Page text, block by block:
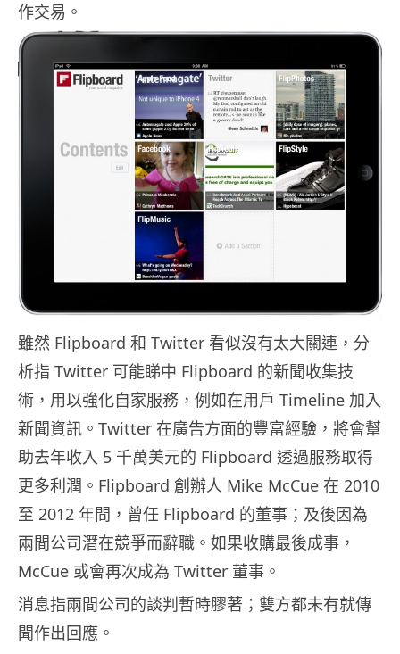
作交易。
雖然 Flipboard 和 Twitter 看似沒有太大關連，分
析指 Twitter 可能睇中 Flipboard 的新聞收集技
術，用以強化自家服務，例如在用戶 Timeline 加入
新聞資訊。Twitter 在廣告方面的豐富經驗，將會幫
助去年收入 5 千萬美元的 Flipboard 透過服務取得
更多利潤。Flipboard 創辦人 Mike McCue 在 2010
至 2012 年間，曾任 Flipboard 的董事；及後因為
兩間公司潛在競爭而辭職。如果收購最後成事，
McCue 或會再次成為 Twitter 董事。
消息指兩間公司的談判暫時膠著；雙方都未有就傳
聞作出回應。